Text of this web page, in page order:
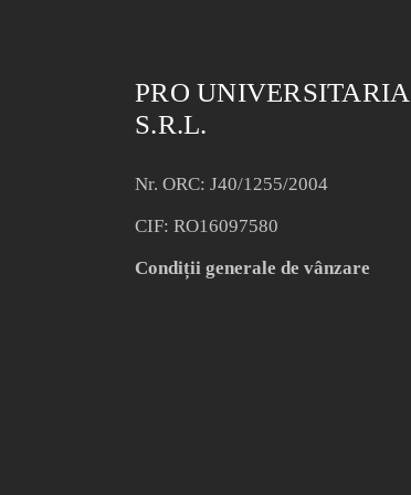
PRO UNIVERSITARIA
S.R.L.
Nr. ORC: J40/1255/2004
CIF: RO16097580
Condiții generale de vânzare